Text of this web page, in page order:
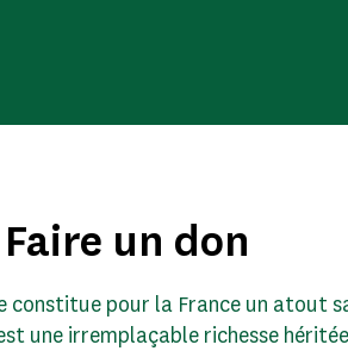
Faire un don
constitue pour la France un atout
une irremplaçable richesse